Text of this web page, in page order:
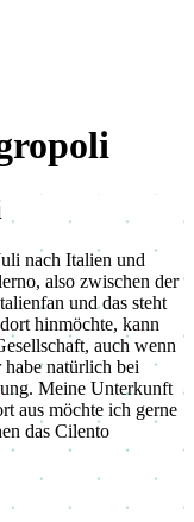
nach Italien und
also zwischen der
und das steht
hinmöchte, kann
auch wenn
natürlich bei
Meine Unterkunft
aus möchte ich gerne
das Cilento